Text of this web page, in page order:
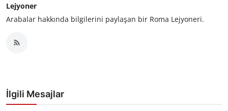
Lejyoner
Arabalar hakkında bilgilerini paylaşan bir Roma Lejyoneri.
İlgili Mesajlar